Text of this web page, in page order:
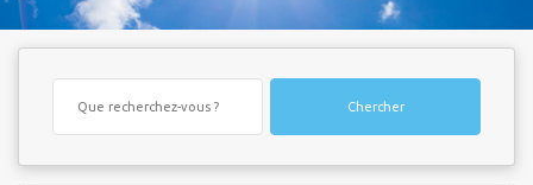
Chercher